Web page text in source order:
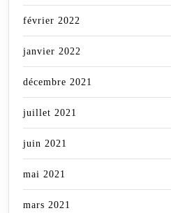
février 2022
janvier 2022
décembre 2021
juillet 2021
juin 2021
mai 2021
mars 2021